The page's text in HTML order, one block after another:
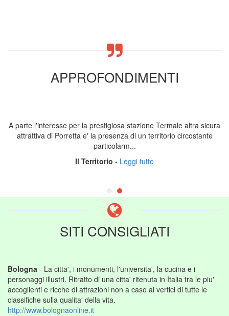
APPROFONDIMENTI
A parte l'interesse per la prestigiosa stazione Termale altra sicura
attrattiva di Porretta e' la presenza di un territorio circostante
particolarm...
Il Territorio - Leggi tutto
SITI CONSIGLIATI
Bologna - La citta', i monumenti, l'universita', la cucina e i
personaggi illustri. Ritratto di una citta' ritenuta in Italia tra le piu'
accoglienti e ricche di attrazioni non a caso ai vertici di tutte le
classifiche sulla qualita' della vita.
http://www.bolognaonline.it